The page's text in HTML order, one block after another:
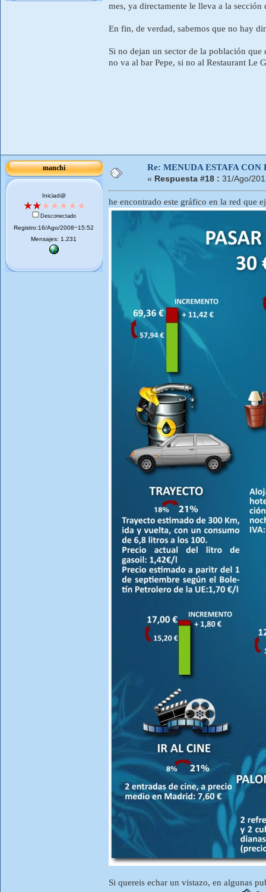
mes, ya directamente le lleva a la
En fin, de verdad, sabemos que no hay
Si no dejan un sector de la población
no va al bar Pepe, si no al Restaurant Le
manchi
Iniciad@
Desconectado
Registro:16/Ago/2008~15:52
Mensajes: 1.231
Re: MENUDA ESTAFA CON
« Respuesta #18 : 31/Ago/
he encontrado este gráfico en la red que
Si quereis echar un vistazo, en algunas